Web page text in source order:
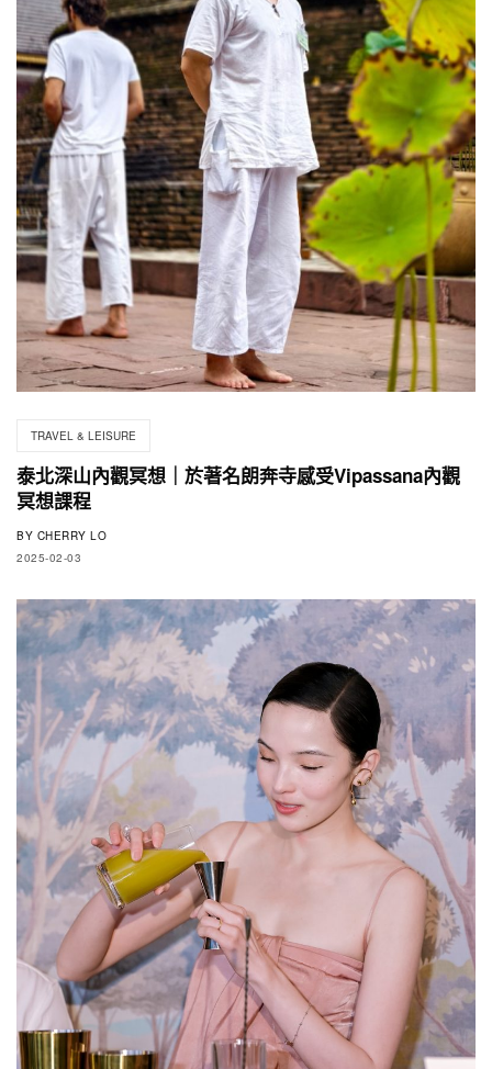
TRAVEL & LEISURE
泰北深山內觀冥想｜於著名朗奔寺感受Vipassana內觀
冥想課程
BY CHERRY LO
2025-02-03